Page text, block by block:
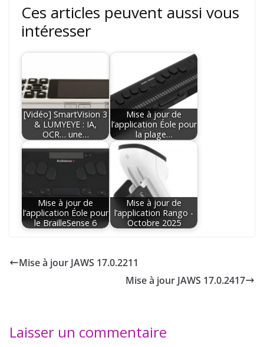
Ces articles peuvent aussi vous
intéresser
[Vidéo] SmartVision 3
& LUMYEYE : IA,
OCR… une…
Mise à jour de
l’application Éole pour
la plage…
Mise à jour de
l’application Éole pour
le BrailleSense 6
Mise à jour de
l’application Rango -
Octobre 2025
Mise à jour JAWS 17.0.2211
Mise à jour JAWS 17.0.2417
Laisser un commentaire